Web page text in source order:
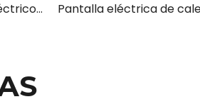
Placa de calentamiento eléctrico para buffets